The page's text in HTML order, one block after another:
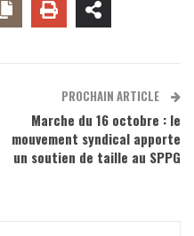
PROCHAIN ARTICLE
Marche du 16 octobre : le
mouvement syndical apporte
un soutien de taille au SPPG